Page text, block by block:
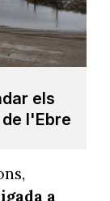
els
l'Ebre
a